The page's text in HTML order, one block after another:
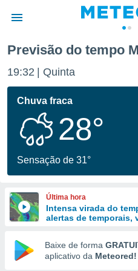
da
fornecidas
a este
das
e
forma
digital
Previsão do tempo
19:32 Quinta
Chuva fraca
28°
Sensação de 31°
Última hora
Intensa virada do
alertas de temporais,
Baixe de forma
aplicativo da Meteored!